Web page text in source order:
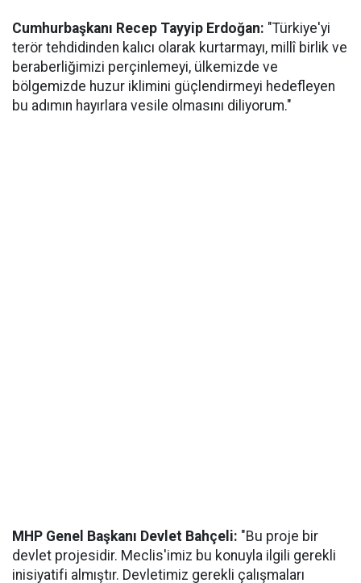
Cumhurbaşkanı Recep Tayyip Erdoğan: "Türkiye'yi
terör tehdidinden kalıcı olarak kurtarmayı, millî birlik ve
beraberliğimizi perçinlemeyi, ülkemizde ve
bölgemizde huzur iklimini güçlendirmeyi hedefleyen
bu adımın hayırlara vesile olmasını diliyorum."
MHP Genel Başkanı Devlet Bahçeli: "Bu proje bir
devlet projesidir. Meclis'imiz bu konuyla ilgili gerekli
inisiyatifi almıştır. Devletimiz gerekli çalışmaları